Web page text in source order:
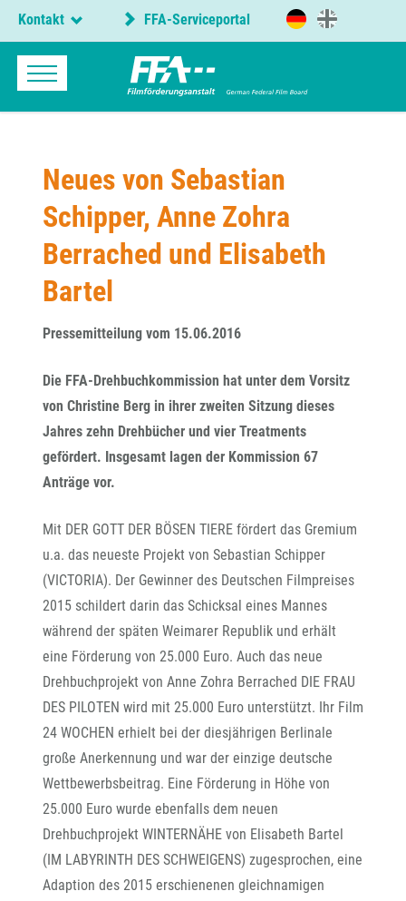
Kontakt FFA-Serviceportal
Neues von Sebastian
Schipper, Anne Zohra
Berrached und Elisabeth
Bartel
Pressemitteilung vom 15.06.2016
Die FFA-Drehbuchkommission hat unter dem Vorsitz
von Christine Berg in ihrer zweiten Sitzung dieses
Jahres zehn Drehbücher und vier Treatments
gefördert. Insgesamt lagen der Kommission 67
Anträge vor.
Mit DER GOTT DER BÖSEN TIERE fördert das Gremium
u.a. das neueste Projekt von Sebastian Schipper
(VICTORIA). Der Gewinner des Deutschen Filmpreises
2015 schildert darin das Schicksal eines Mannes
während der späten Weimarer Republik und erhält
eine Förderung von 25.000 Euro. Auch das neue
Drehbuchprojekt von Anne Zohra Berrached DIE FRAU
DES PILOTEN wird mit 25.000 Euro unterstützt. Ihr Film
24 WOCHEN erhielt bei der diesjährigen Berlinale
große Anerkennung und war der einzige deutsche
Wettbewerbsbeitrag. Eine Förderung in Höhe von
25.000 Euro wurde ebenfalls dem neuen
Drehbuchprojekt WINTERNÄHE von Elisabeth Bartel
(IM LABYRINTH DES SCHWEIGENS) zugesprochen, eine
Adaption des 2015 erschienenen gleichnamigen